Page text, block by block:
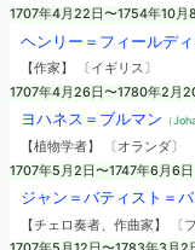
1707年4月22日〜1754年10月
ヘンリー＝フィールデ
【作家】 〔イギリス〕
1707年4月26日〜1780年2月
ヨハネス＝ブルマン （
【植物学者】 〔オランダ〕
1707年5月2日〜1747年6月6日
ジャン＝バティスト＝
【チェロ奏者、作曲家】 〔